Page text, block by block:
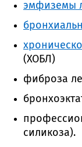
эмфиземы
(ХОБЛ)
фиброза
силикоза).